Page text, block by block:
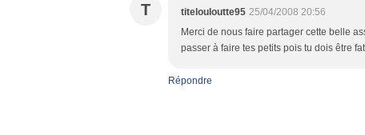
T titelouloutte95 25/04/2008 20:56
Merci de nous faire partager cette belle
passer à faire tes petits pois tu dois être
Répondre